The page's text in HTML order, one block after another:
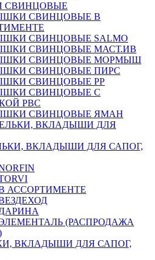
СВИНЦОВЫЕ В
СВИНЦОВЫЕ SALMO
СВИНЦОВЫЕ МАСТ.ИВ
СВИНЦОВЫЕ МОРМЫШ
СВИНЦОВЫЕ ПИРС
СВИНЦОВЫЕ РР
СВИНЦОВЫЕ С
РВС
СВИНЦОВЫЕ ЯМАН
ВКЛАДЫШИ ДЛЯ САПОГ,
АССОРТИМЕНТЕ
(РАСПРОДАЖА
ВКЛАДЫШИ ДЛЯ САПОГ,